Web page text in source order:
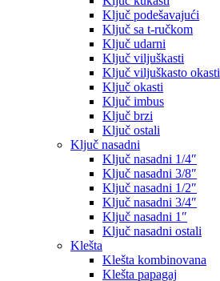
Ključ podešavajući
Ključ sa t-ručkom
Ključ udarni
Ključ viljuškasti
Ključ viljuškasto okasti
Ključ okasti
Ključ imbus
Ključ brzi
Ključ ostali
Ključ nasadni
Ključ nasadni 1/4″
Ključ nasadni 3/8″
Ključ nasadni 1/2″
Ključ nasadni 3/4″
Ključ nasadni 1″
Ključ nasadni ostali
Klešta
Klešta kombinovana
Klešta papagaj